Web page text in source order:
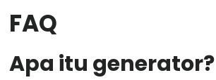
FAQ
Apa itu generator?